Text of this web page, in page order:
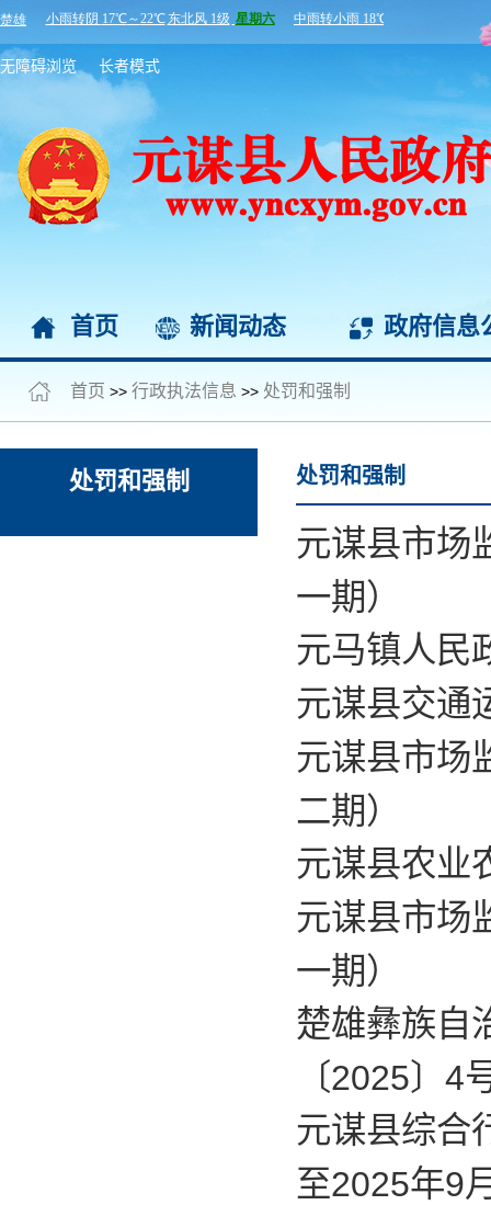
无障碍浏览 长者模式
首页 新闻动态 政府信息
首页 >> 行政执法信息 >> 处罚和强制
处罚和强制 处罚和强制
元谋县市场
一期）
元马镇人民
元谋县交通
元谋县市场
二期）
元谋县农业
元谋县市场
一期）
楚雄彝族自
〔2025〕4
元谋县综合
至2025年9